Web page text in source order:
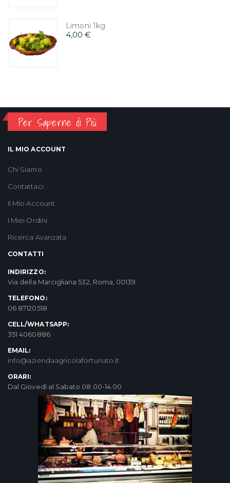
Limoni 1kg
4,00 €
Per Saperne di Più
IL MIO ACCOUNT
Chi Siamo
Contattaci
Il Mio Account
I Miei Ordini
Ricerca Avanzata
CONTATTI
INDIRIZZO:
Via della Marcigliana 532, Roma, 00139
TELEFONO:
06 87120518
CELL/WHATSAPP:
351 4060886
EMAIL:
info@aziendaagricolafortunato.it
ORARI:
Dal Giovedì al Sabato 08.00-14.00